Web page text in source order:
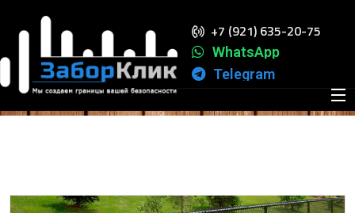
+7 (921) 635-20-75
WhatsApp
Telegram
Заборы
ПРОИЗВОДСТВО И МОНТАЖ ЗАБОРОВ
ЛЮБОЙ СЛОЖНОСТИ!
ПОЛЕЗНО
ЗНАТЬ